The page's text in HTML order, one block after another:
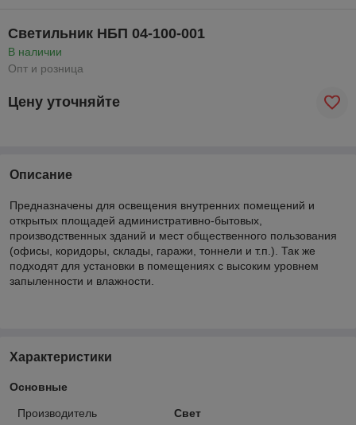
Светильник НБП 04-100-001
В наличии
Опт и розница
Цену уточняйте
Описание
Предназначены для освещения внутренних помещений и
открытых площадей административно-бытовых,
производственных зданий и мест общественного пользования
(офисы, коридоры, склады, гаражи, тоннели и т.п.). Так же
подходят для установки в помещениях с высоким уровнем
запыленности и влажности.
Характеристики
Основные
Производитель
Свет